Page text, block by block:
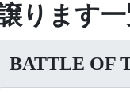
ります
BATTLE OF